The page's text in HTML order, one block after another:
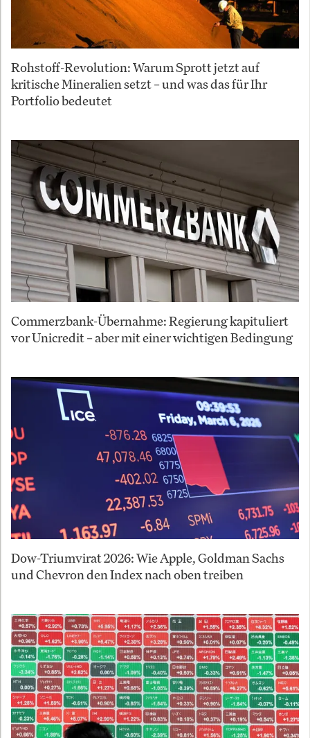
Rohstoff-Revolution: Warum Sprott jetzt auf
kritische Mineralien setzt – und was das für Ihr
Portfolio bedeutet
Commerzbank-Übernahme: Regierung kapituliert
vor Unicredit – aber mit einer wichtigen Bedingung
Dow-Triumvirat 2026: Wie Apple, Goldman Sachs
und Chevron den Index nach oben treiben